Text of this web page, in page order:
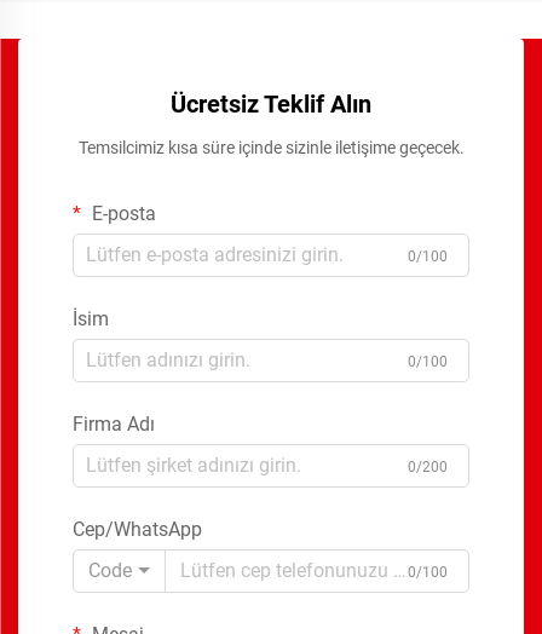
Ücretsiz Teklif Alın
Temsilcimiz kısa süre içinde sizinle iletişime geçecek.
E-posta
0/100
İsim
0/100
Firma Adı
0/200
Cep/WhatsApp
Code
0/100